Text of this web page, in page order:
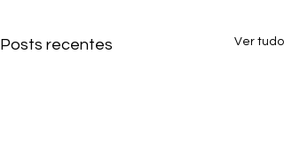
Posts recentes Ver tudo